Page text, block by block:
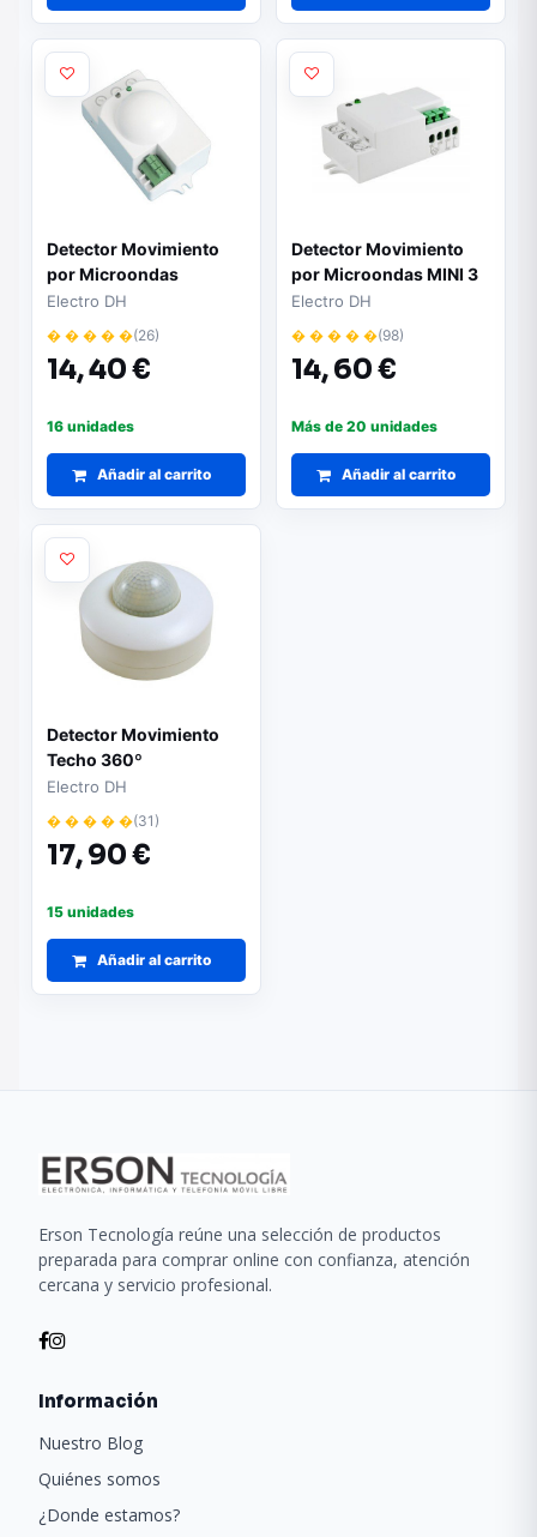
Detector Movimiento
por Microondas
Electro DH
� � � � �(26)
14,40 €
16 unidades
Añadir al carrito
Detector Movimiento
por Microondas MINI 3
hilos
Electro DH
� � � � �(98)
14,60 €
Más de 20 unidades
Añadir al carrito
Detector Movimiento
Techo 360º
Electro DH
� � � � �(31)
17,90 €
15 unidades
Añadir al carrito
Erson Tecnología reúne una selección de productos
preparada para comprar online con confianza, atención
cercana y servicio profesional.
Información
Nuestro Blog
Quiénes somos
¿Donde estamos?